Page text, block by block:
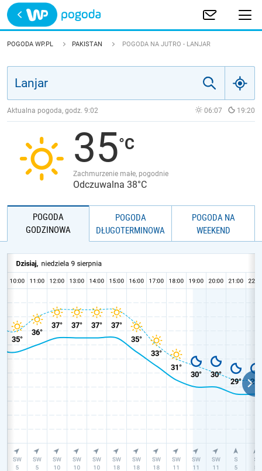
Trwa ładowanie
POLSKA
JAKOŚĆ POWIETRZA
POGODA WP.PL PAKISTAN POGODA NA JUTRO - LANJAR
Aktualna pogoda, godz. 9:02 06:07 19:20
35
Zachmurzenie małe, pogodnie
Odczuwalna 38°C
POGODA
GODZINOWA
POGODA
DŁUGOTERMINOWA
POGODA NA
WEEKEND